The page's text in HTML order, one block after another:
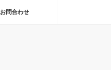
お問合わせ